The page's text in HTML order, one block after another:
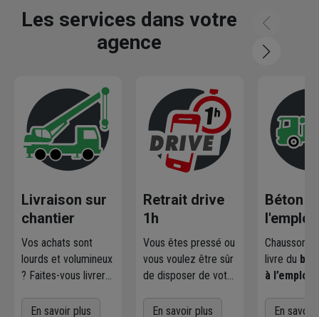
Les services dans votre
agence
Livraison sur
chantier
Vos achats sont
lourds et volumineux
? Faites-vous livrer
voulez! L'agence
En savoir plus
Retrait drive
1h
Vous êtes pressé ou
vous voulez être sûr
de disposer de votre
Commandez
En savoir plus
Béton
l'emploi
Chausson
livre du
à l’emploi
du BTP et
En savoir